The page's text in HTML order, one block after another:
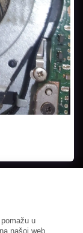
u
našoj web